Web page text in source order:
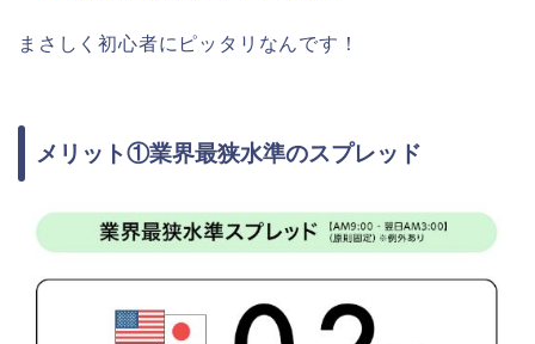
まさしく初心者にピッタリなんです！
メリット①業界最狭水準のスプレッド